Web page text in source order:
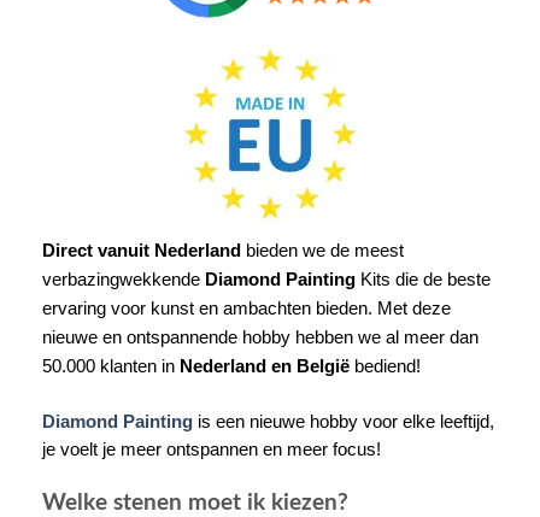
Direct vanuit Nederland bieden we de meest
verbazingwekkende Diamond Painting Kits die de beste
ervaring voor kunst en ambachten bieden. Met deze
nieuwe en ontspannende hobby hebben we al meer dan
50.000 klanten in Nederland en België bediend!
Diamond Painting is een nieuwe hobby voor elke leeftijd,
je voelt je meer ontspannen en meer focus!
Welke stenen moet ik kiezen?